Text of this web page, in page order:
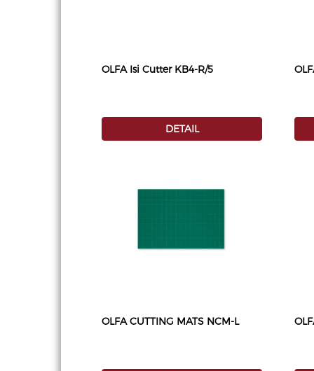
OLFA Isi Cutter KB4-R/5
DETAIL
OLFA CUTTING MATS NCM-L